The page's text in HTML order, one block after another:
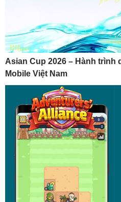
Asian Cup 2026 – Hành trình
Mobile Việt Nam